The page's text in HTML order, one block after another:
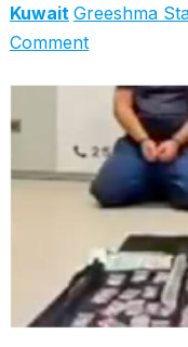
Kuwait Greeshma
Comment